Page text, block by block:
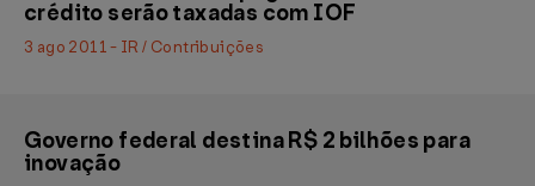
crédito serão taxadas com IOF
3 ago 2011 - IR / Contribuições
Governo federal destina R$ 2 bilhões para
inovação